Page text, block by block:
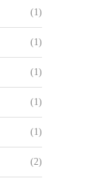
(1)
(1)
(1)
(1)
(1)
(2)